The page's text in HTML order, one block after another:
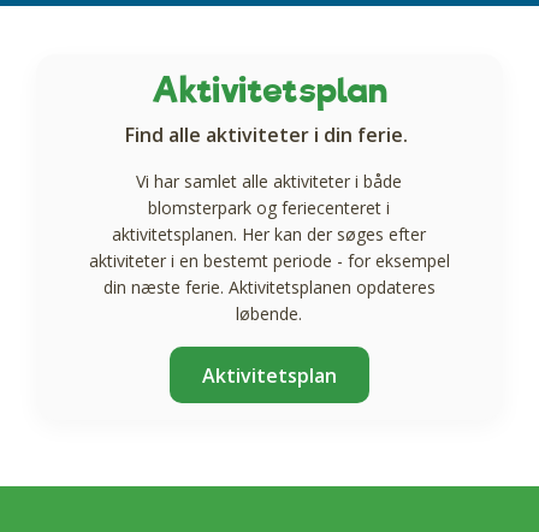
Aktivitetsplan
Find alle aktiviteter i din ferie.
Vi har samlet alle aktiviteter i både
blomsterpark og feriecenteret i
aktivitetsplanen. Her kan der søges efter
aktiviteter i en bestemt periode - for eksempel
din næste ferie. Aktivitetsplanen opdateres
løbende.
Aktivitetsplan